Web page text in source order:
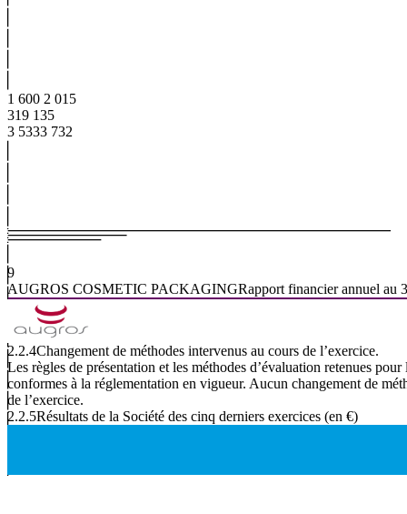
1 600 2 015
319 135
3 5333 732
9
AUGROS COSMETIC PACKAGINGRapport financier annuel au
2.2.4Changement de méthodes intervenus au cours de l’exercice.
Les règles de présentation et les méthodes d’évaluation retenues pour
conformes à la réglementation en vigueur. Aucun changement de
de l’exercice.
2.2.5Résultats de la Société des cinq derniers exercices (en €)